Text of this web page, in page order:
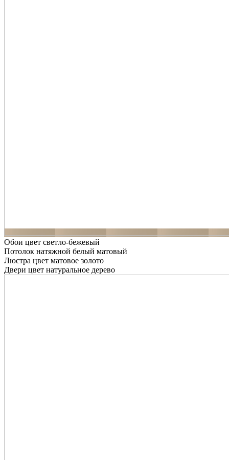
Обои цвет светло-бежевый
Потолок натяжной белый матовый
Люстра цвет матовое золото
Двери цвет натуральное дерево